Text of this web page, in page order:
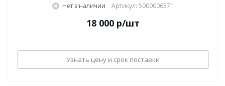
Нет в наличии Артикул: 5000006571
18 000 р/шт
Узнать цену и срок поставки